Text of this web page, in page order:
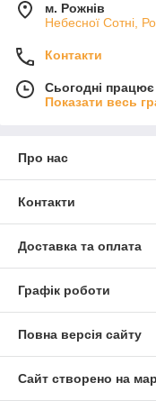
м. Рожнів
Небесної Сотні,
Контакти
Сьогодні
Показати весь
Про нас
Контакти
Доставка та оплата
Графік роботи
Повна версія сайту
Сайт створено на